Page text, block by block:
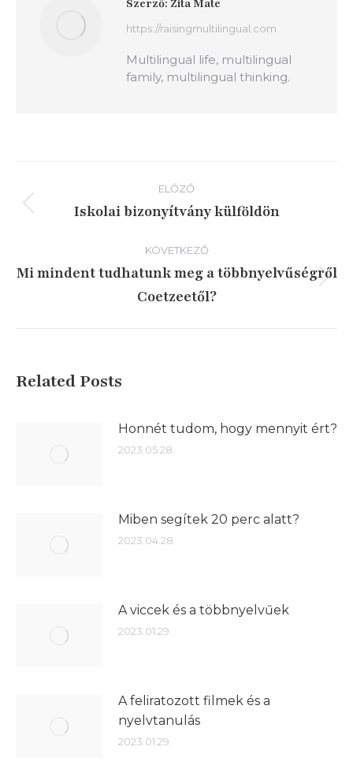
Szerző: Zita Mate
https://raisingmultilingual.com
Multilingual life, multilingual
family, multilingual thinking.
navigáció
ELŐZŐ
Előző
Iskolai bizonyítvány külföldön
KÖVETKEZŐ
Következő
írás:
Mi mindent tudhatunk meg a többnyelvűségről
Coetzeetől?
Related Posts
Honnét tudom, hogy mennyit ért?
2023.05.28.
Miben segítek 20 perc alatt?
2023.04.28.
A viccek és a többnyelvűek
2023.01.29.
A feliratozott filmek és a
nyelvtanulás
2023.01.29.